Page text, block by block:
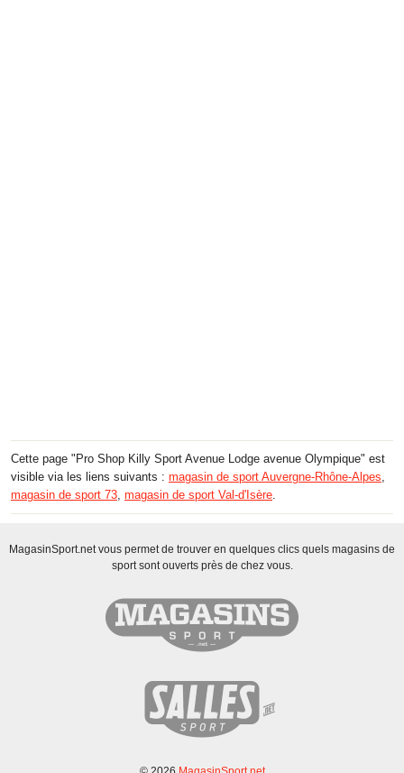
Cette page "Pro Shop Killy Sport Avenue Lodge avenue Olympique" est
visible via les liens suivants : magasin de sport Auvergne-Rhône-Alpes,
magasin de sport 73, magasin de sport Val-d'Isère.
MagasinSport.net vous permet de trouver en quelques clics quels magasins de
sport sont ouverts près de chez vous.